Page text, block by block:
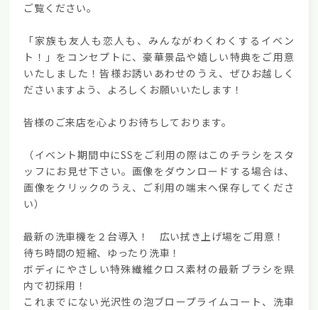
ご覧ください。
「家族も友人も恋人も、みんながわくわくするイベン
ト！」 をコンセプトに、豪華景品や嬉しい特典をご用意
いたしました！皆様お誘いあわせのうえ、ぜひお越しく
ださいますよう、よろしくお願いいたします！
皆様のご来店を心よりお待ちしております。
（イベント期間中にSSをご利用の際はこのチラシをスタ
ッフにお見せ下さい。画像をダウンロードする場合は、
画像をクリックのうえ、ご利用の端末へ保存してくださ
い）
最新の洗車機を２台導入！ 広い拭き上げ場をご用意！
待ち時間の短縮、ゆったり洗車！
ボディにやさしい特殊繊維クロス素材の最新ブラシを県
内で初採用！
これまでにない光沢性の泡ブロープライムコート、洗車